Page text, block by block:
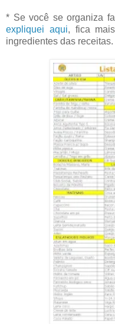
* Se você se organiza
expliquei aqui, fica
ingredientes das receitas.